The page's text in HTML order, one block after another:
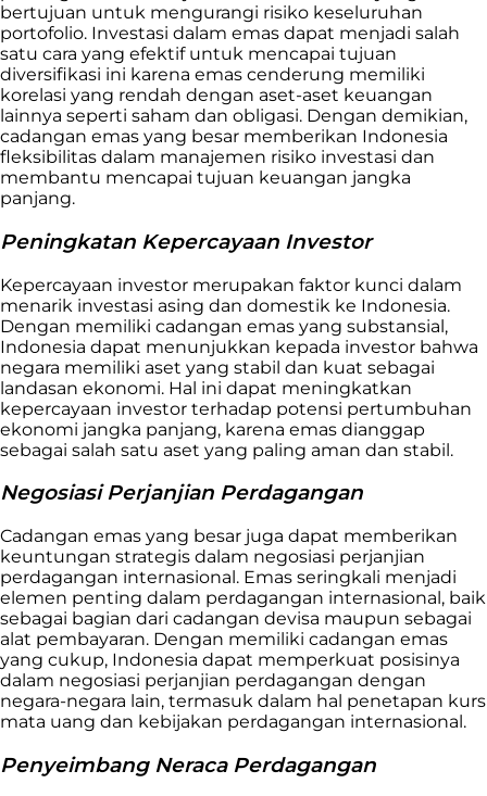
bertujuan untuk mengurangi risiko keseluruhan
portofolio. Investasi dalam emas dapat menjadi salah
satu cara yang efektif untuk mencapai tujuan
diversifikasi ini karena emas cenderung memiliki
korelasi yang rendah dengan aset-aset keuangan
lainnya seperti saham dan obligasi. Dengan demikian,
cadangan emas yang besar memberikan Indonesia
fleksibilitas dalam manajemen risiko investasi dan
membantu mencapai tujuan keuangan jangka
panjang.
Peningkatan Kepercayaan Investor
Kepercayaan investor merupakan faktor kunci dalam
menarik investasi asing dan domestik ke Indonesia.
Dengan memiliki cadangan emas yang substansial,
Indonesia dapat menunjukkan kepada investor bahwa
negara memiliki aset yang stabil dan kuat sebagai
landasan ekonomi. Hal ini dapat meningkatkan
kepercayaan investor terhadap potensi pertumbuhan
ekonomi jangka panjang, karena emas dianggap
sebagai salah satu aset yang paling aman dan stabil.
Negosiasi Perjanjian Perdagangan
Cadangan emas yang besar juga dapat memberikan
keuntungan strategis dalam negosiasi perjanjian
perdagangan internasional. Emas seringkali menjadi
elemen penting dalam perdagangan internasional, baik
sebagai bagian dari cadangan devisa maupun sebagai
alat pembayaran. Dengan memiliki cadangan emas
yang cukup, Indonesia dapat memperkuat posisinya
dalam negosiasi perjanjian perdagangan dengan
negara-negara lain, termasuk dalam hal penetapan kurs
mata uang dan kebijakan perdagangan internasional.
Penyeimbang Neraca Perdagangan